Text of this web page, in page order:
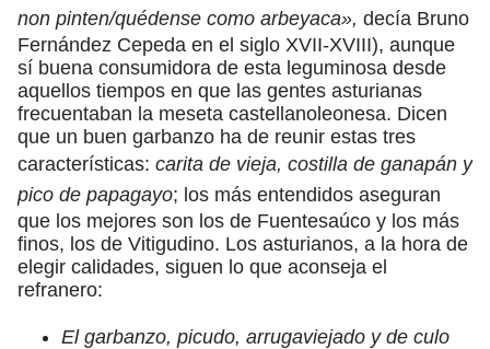
non pinten/quédense como arbeyaca», decía Bruno
Fernández Cepeda en el siglo XVII-XVIII), aunque
sí buena consumidora de esta leguminosa desde
aquellos tiempos en que las gentes asturianas
frecuentaban la meseta castellanoleonesa. Dicen
que un buen garbanzo ha de reunir estas tres
características: carita de vieja, costilla de ganapán y
pico de papagayo; los más entendidos aseguran
que los mejores son los de Fuentesaúco y los más
finos, los de Vitigudino. Los asturianos, a la hora de
elegir calidades, siguen lo que aconseja el
refranero:
El garbanzo, picudo, arrugaviejado y de culo